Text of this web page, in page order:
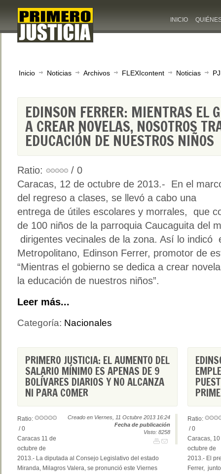
INICIO
Inicio Noticias Archivos FLEXIcontent Noticias
EDINSON FERRER: MIENTRAS EL
A CREAR NOVELAS, NOSOTROS
EDUCACIÓN DE NUESTROS NIÑOS
Ratio:
/ 0
Caracas, 12 de octubre de 2013.- En el
del regreso a clases, se llevó a cabo una
entrega de útiles escolares y morrales, que
de 100 niños de la parroquia Caucaguita del
dirigentes vecinales de la zona. Así lo indicó
Metropolitano, Edinson Ferrer, promotor de
“Mientras el gobierno se dedica a crear
la educación de nuestros niños”.
Leer más...
Categoría: Nacionales
PRIMERO JUSTICIA: EL AUMENTO DEL
SALARIO MÍNIMO ES APENAS DE 9
BOLÍVARES DIARIOS Y NO ALCANZA
NI PARA COMER
Creado en Viernes, 11 Octubre 2013 16:24
Fecha de publicación
Visto: 8258
Ratio:
/ 0
Caracas 11 de
octubre de
2013.- La diputada al Consejo Legislativo del estado
Miranda, Milagros Valera, se pronunció este Viernes
Ratio:
/ 0
Caracas,
octubre de
2013.- El
Ferrer,